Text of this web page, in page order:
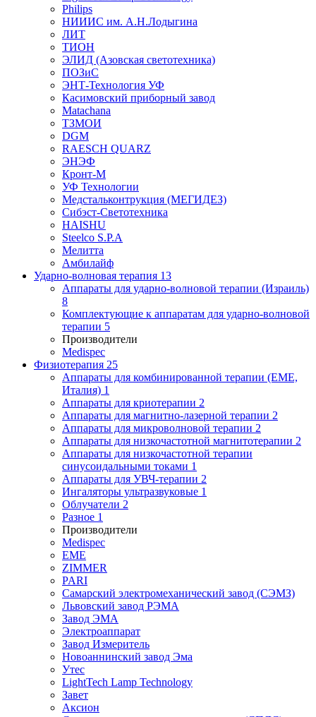
Philips
НИИИС им. А.Н.Лодыгина
ЛИТ
ТИОН
ЭЛИД (Азовская светотехника)
ПОЗиС
ЭНТ-Технология УФ
Касимовский приборный завод
Matachana
ТЗМОИ
DGM
RAESCH QUARZ
ЭНЭФ
Кронт-М
УФ Технологии
Медстальконтрукция (МЕГИДЕЗ)
Сибэст-Светотехника
HAISHU
Steelco S.P.A
Мелитта
Амбилайф
Ударно-волновая терапия 13
Аппараты для ударно-волновой терапии (Израиль)
8
Комплектующие к аппаратам для ударно-волновой
терапии 5
Производители
Medispec
Физиотерапия 25
Аппараты для комбинированной терапии (EME,
Италия) 1
Аппараты для криотерапии 2
Аппараты для магнитно-лазерной терапии 2
Аппараты для микроволновой терапии 2
Аппараты для низкочастотной магнитотерапии 2
Аппараты для низкочастотной терапии
синусоидальными токами 1
Аппараты для УВЧ-терапии 2
Ингаляторы ультразвуковые 1
Облучатели 2
Разное 1
Производители
Medispec
EME
ZIMMER
PARI
Самарский электромеханический завод (СЭМЗ)
Львовский завод РЭМА
Завод ЭМА
Электроаппарат
Завод Измеритель
Новоаннинский завод Эма
Утес
LightTech Lamp Technology
Завет
Аксион